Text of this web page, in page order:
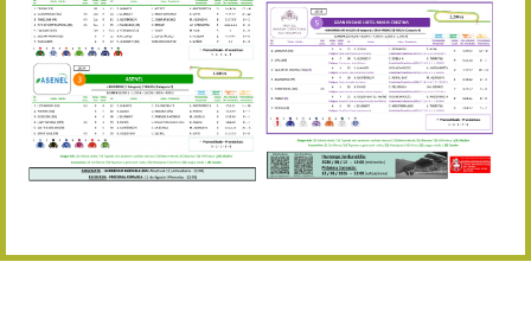
02/08 17:30 Abuztuaren 2a / 2 de
09/08 17:30 Abuztuaren 9a / 9 de
12/08 12:08 Abuztaren 12a / 12 de
15/08 17:05 Abuztuaren 15a / 15 de
30/08 17:30 Abuztuaren 30a / 30 de